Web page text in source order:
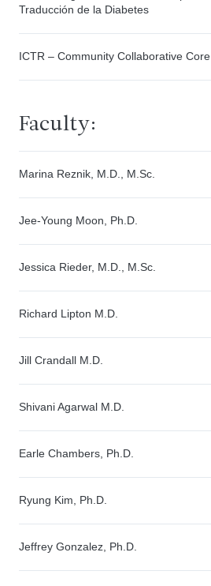
Traducción de la Diabetes
ICTR – Community Collaborative Core
Faculty:
Marina Reznik, M.D., M.Sc.
Jee-Young Moon, Ph.D.
Jessica Rieder, M.D., M.Sc.
Richard Lipton M.D.
Jill Crandall M.D.
Shivani Agarwal M.D.
Earle Chambers, Ph.D.
Ryung Kim, Ph.D.
Jeffrey Gonzalez, Ph.D.